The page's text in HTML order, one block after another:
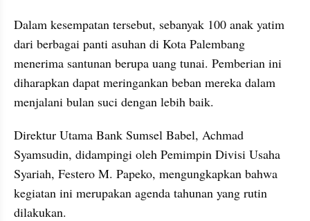
Dalam kesempatan tersebut, sebanyak 100 anak yatim
dari berbagai panti asuhan di Kota Palembang
menerima santunan berupa uang tunai. Pemberian ini
diharapkan dapat meringankan beban mereka dalam
menjalani bulan suci dengan lebih baik.
Direktur Utama Bank Sumsel Babel, Achmad
Syamsudin, didampingi oleh Pemimpin Divisi Usaha
Syariah, Festero M. Papeko, mengungkapkan bahwa
kegiatan ini merupakan agenda tahunan yang rutin
dilakukan.